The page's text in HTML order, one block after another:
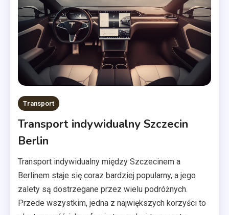
Transport
Transport indywidualny Szczecin
Berlin
Transport indywidualny między Szczecinem a
Berlinem staje się coraz bardziej popularny, a jego
zalety są dostrzegane przez wielu podróżnych.
Przede wszystkim, jedna z największych korzyści to